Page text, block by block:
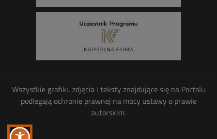
Wszystkie grafiki, zdjęcia i teksty znajdujące się na Portalu
podlegają ochronie prawnej na mocy ustawy o prawie
autorskim.